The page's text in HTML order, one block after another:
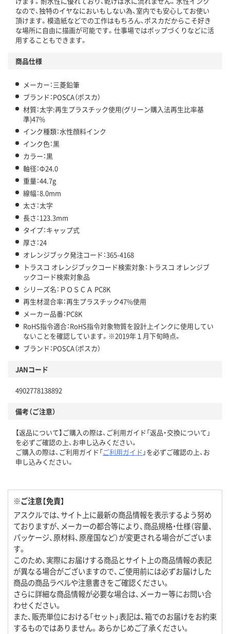
なので、独特のイヤなにおいもしない為、室内でも安心してお使い
頂けます。模造紙などでの工作はもちろん、ポスカだからこそ好き
な場所に自由に描画が可能です。仕事場ではポップづくりなどに活
用することもできます。
商品仕様
メーカー：三菱鉛筆
ブランド：POSCA（ポスカ）
材質：太字:再生プラスチック使用(グリーン購入法再生比率基
準)47%
インク種類：水性顔料インク
インク色：黒
カラー：黒
軸径：Ф24.0
重量：44.7g
線幅：8.0mm
太さ：太字
長さ：123.3mm
タイプ：キャップ式
厚さ：24
オレンジブック発注コード：365-4168
トラスコ オレンジブックコード検索対象：トラスコ オレンジブ
ックコード検索対象品
シリーズ名：ＰＯＳＣＡ PC8K
再生材混合率：再生プラスチック47%使用
メーカー品番：PC8K
RoHS指令適合：RoHS指令対象物質を設計上インクに使用してい
ないことを確認しています。※2019年１月下旬時点。
ブランド：POSCA（ポスカ）
JANコード
4902778138892
備考（ご注意）
【返品について】ご購入の際は、ご利用ガイド「返品・交換について」
を必ずご確認の上、お申し込みください。
ご購入の際は、ご利用ガイド「ご利用ガイド 」を必ずご確認の上、お
申し込みください。
※ご注意【免責】
アスクルでは、サイト上に最新の商品情報を表示するよう努め
ておりますが、メーカーの都合等により、商品規格・仕様（容量、
パッケージ、原材料、原産国など）が変更される場合がございま
す。
このため、実際にお届けする商品とサイト上の商品情報の表記
が異なる場合がございますので、ご使用前には必ずお届けした
商品の商品ラベルや注意書きをご確認ください。
さらに詳細な商品情報が必要な場合は、メーカー等にお問い合
わせください。
また、販売単位における「セット」表記は、箱でのお届けをお約束
するものではありません。あらかじめご了承ください。